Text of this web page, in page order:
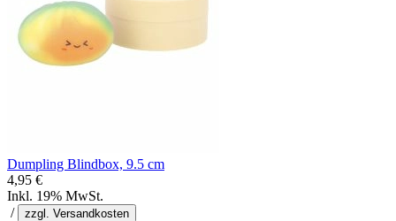
Dumpling Blindbox, 9.5 cm
4,95 €
Inkl. 19% MwSt.
/
zzgl. Versandkosten